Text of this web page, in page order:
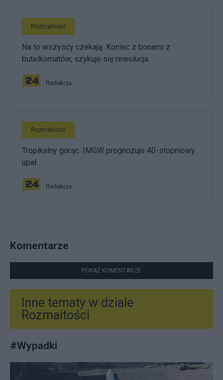
Rozmaitości
Na to wszyscy czekają. Koniec z bonami z
butelkomatów, szykuje się rewolucja
Redakcja
Rozmaitości
Tropikalny gorąc. IMGW prognozuje 40-stopniowy
upał
Redakcja
Komentarze
POKAŻ KOMENTARZE
Inne tematy w dziale
Rozmaitości
#Wypadki